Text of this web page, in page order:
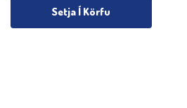
Setja Í Körfu